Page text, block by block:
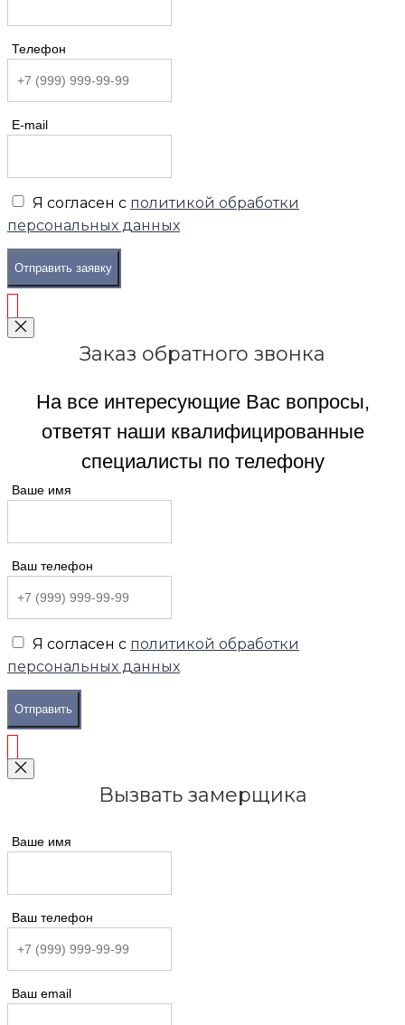
Телефон
E-mail
Я согласен с политикой обработки
персональных данных
Отправить заявку
Заказ обратного звонка
На все интересующие Вас вопросы,
ответят наши квалифицированные
специалисты по телефону
Ваше имя
Ваш телефон
Я согласен с политикой обработки
персональных данных
Отправить
Вызвать замерщика
Ваше имя
Ваш телефон
Ваш email